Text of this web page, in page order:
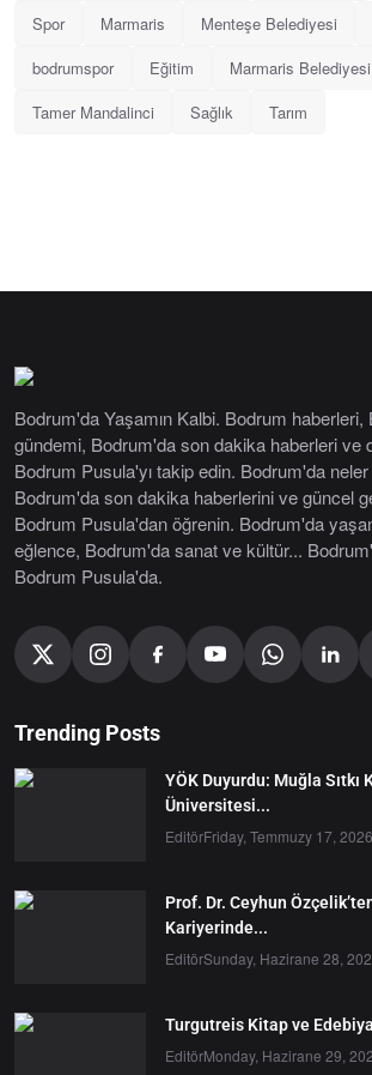
Spor
Marmaris Menteşe Belediyesi
bodrumspor
Eğitim Marmaris Belediyesi
Tamer Mandalinci
Sağlık Tarım
Bodrum'da Yaşamın Kalbi. Bodrum haberleri,
gündemi, Bodrum'da son dakika haberleri ve
Bodrum Pusula'yı takip edin. Bodrum'da
Bodrum'da son dakika haberlerini ve güncel
Bodrum Pusula'dan öğrenin. Bodrum'da
eğlence, Bodrum'da sanat ve kültür...
Bodrum Pusula'da.
Trending Posts
YÖK Duyurdu: Muğla Sıtkı
Üniversitesi...
EditörFriday, Temmuzy 17, 2026
Prof. Dr. Ceyhun
Kariyerinde...
EditörSunday, Hazirane 28,
Turgutreis Kitap ve
EditörMonday, Hazirane 29,